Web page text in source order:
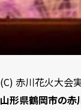
(C) 赤川花火大会
山形県鶴岡市の